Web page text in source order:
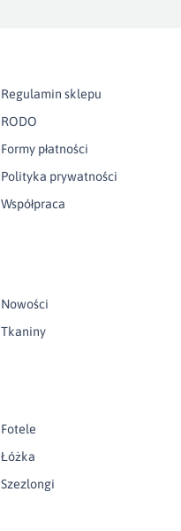
Regulamin sklepu
RODO
Formy płatności
Polityka prywatności
Współpraca
Nowości
Tkaniny
Fotele
Łóżka
Szezlongi